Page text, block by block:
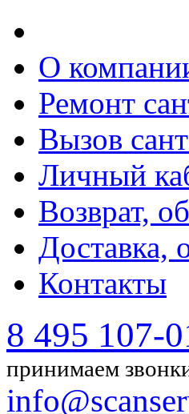
О
Ремонт
Вызов
Личный
Возврат,
Доставка,
Контакты
8 495 107-
принимаем